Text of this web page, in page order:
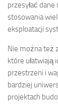
przesyłać
stosowania
eksploatacji
Nie można też
które ułatwiają
przestrzeni i
bardziej
projektach